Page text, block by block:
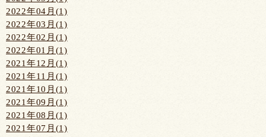
2022年04月(1)
2022年03月(1)
2022年02月(1)
2022年01月(1)
2021年12月(1)
2021年11月(1)
2021年10月(1)
2021年09月(1)
2021年08月(1)
2021年07月(1)